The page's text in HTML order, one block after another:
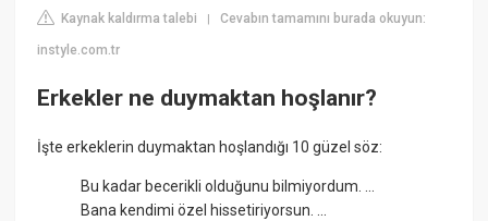
Kaynak kaldırma talebi |Cevabın tamamını burada okuyun:
instyle.com.tr
Erkekler ne duymaktan hoşlanır?
İşte erkeklerin duymaktan hoşlandığı 10 güzel söz:
Bu kadar becerikli olduğunu bilmiyordum. ...
Bana kendimi özel hissetiriyorsun. ...